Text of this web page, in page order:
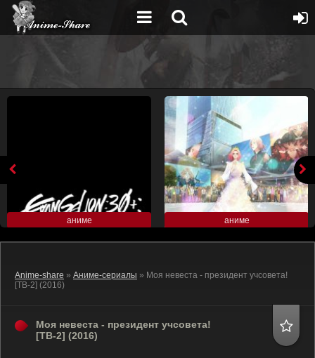
аниме аниме
Anime-share » Аниме-сериалы » Моя невеста - президент учсовета!
[ТВ-2] (2016)
Моя невеста - президент учсовета!
[ТВ-2] (2016)